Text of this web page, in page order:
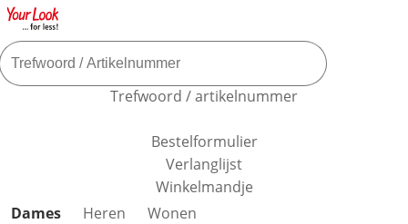
Trefwoord / artikelnummer
Bestelformulier
Verlanglijst
Winkelmandje
Productcategorieën overslaan
Dames Heren
Wonen